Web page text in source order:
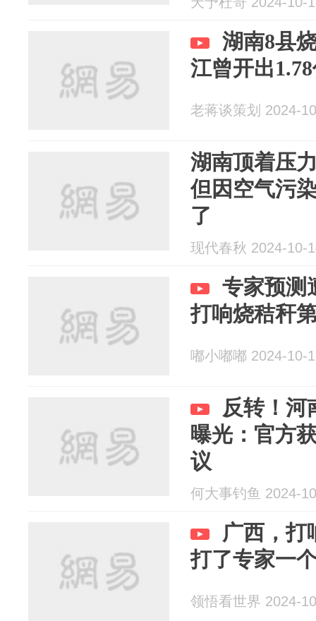
湖南8县
江曾开出
老蒋谈策划 2024-
湖南顶着压
但因空气污
了
现代春秋 2024-10-
专家预测
打响烧秸秆
嘟小嘟嘟 2024-10-
反转！河
曝光：官方
议
何大事钓鱼 2024-
广西，打
打了专家一
领悟看世界 2024-